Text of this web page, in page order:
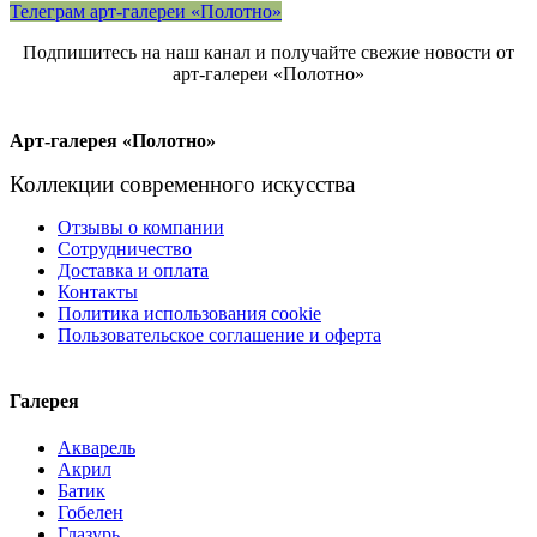
Телеграм арт-галереи «Полотно»
Подпишитесь на наш канал и получайте свежие новости от
арт-галереи «Полотно»
Арт-галерея «Полотно»
Коллекции современного искусства
Отзывы о компании
Сотрудничество
Доставка и оплата
Контакты
Политика использования cookie
Пользовательское соглашение и оферта
Галерея
Акварель
Акрил
Батик
Гобелен